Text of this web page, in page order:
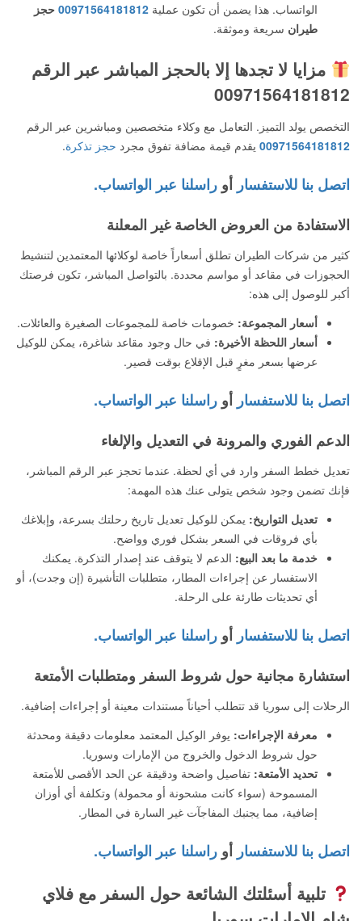
الواتساب. هذا يضمن أن تكون عملية 00971564181812 حجز
طيران سريعة وموثقة.
مزايا لا تجدها إلا بالحجز المباشر عبر الرقم
00971564181812
التخصص يولد التميز. التعامل مع وكلاء متخصصين ومباشرين عبر الرقم
00971564181812 يقدم قيمة مضافة تفوق مجرد حجز تذكرة.
اتصل بنا للاستفسار أو راسلنا عبر الواتساب.
الاستفادة من العروض الخاصة غير المعلنة
كثير من شركات الطيران تطلق أسعاراً خاصة لوكلائها المعتمدين لتنشيط
الحجوزات في مقاعد أو مواسم محددة. بالتواصل المباشر، تكون فرصتك
أكبر للوصول إلى هذه:
أسعار المجموعة: خصومات خاصة للمجموعات الصغيرة والعائلات.
أسعار اللحظة الأخيرة: في حال وجود مقاعد شاغرة، يمكن للوكيل
عرضها بسعر مغرٍ قبل الإقلاع بوقت قصير.
اتصل بنا للاستفسار أو راسلنا عبر الواتساب.
الدعم الفوري والمرونة في التعديل والإلغاء
تعديل خطط السفر وارد في أي لحظة. عندما تحجز عبر الرقم المباشر،
فإنك تضمن وجود شخص يتولى عنك هذه المهمة:
تعديل التواريخ: يمكن للوكيل تعديل تاريخ رحلتك بسرعة، وإبلاغك
بأي فروقات في السعر بشكل فوري وواضح.
خدمة ما بعد البيع: الدعم لا يتوقف عند إصدار التذكرة. يمكنك
الاستفسار عن إجراءات المطار، متطلبات التأشيرة (إن وجدت)، أو
أي تحديثات طارئة على الرحلة.
اتصل بنا للاستفسار أو راسلنا عبر الواتساب.
استشارة مجانية حول شروط السفر ومتطلبات الأمتعة
الرحلات إلى سوريا قد تتطلب أحياناً مستندات معينة أو إجراءات إضافية.
معرفة الإجراءات: يوفر الوكيل المعتمد معلومات دقيقة ومحدثة
حول شروط الدخول والخروج من الإمارات وسوريا.
تحديد الأمتعة: تفاصيل واضحة ودقيقة عن الحد الأقصى للأمتعة
المسموحة (سواء كانت مشحونة أو محمولة) وتكلفة أي أوزان
إضافية، مما يجنبك المفاجآت غير السارة في المطار.
اتصل بنا للاستفسار أو راسلنا عبر الواتساب.
تلبية أسئلتك الشائعة حول السفر مع فلاي